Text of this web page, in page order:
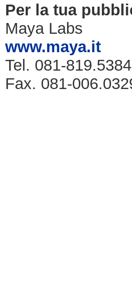
Per la tua
Maya Labs
www.maya.it
Tel. 081-819.5384
Fax. 081-